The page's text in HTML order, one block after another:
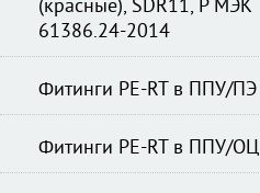
(красные), SDR11, Р МЭК
61386.24-2014
Фитинги PE-RT в ППУ/ПЭ
Фитинги PE-RT в ППУ/ОЦ